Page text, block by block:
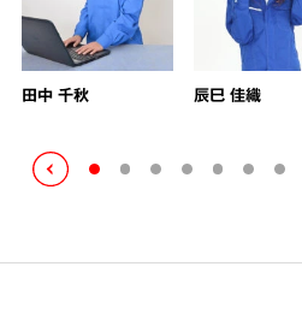
田中 千秋 辰巳 佳織